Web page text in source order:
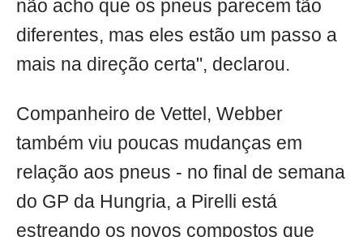
não acho que os pneus parecem tão
diferentes, mas eles estão um passo a
mais na direção certa", declarou.
Companheiro de Vettel, Webber
também viu poucas mudanças em
relação aos pneus - no final de semana
do GP da Hungria, a Pirelli está
estreando os novos compostos que